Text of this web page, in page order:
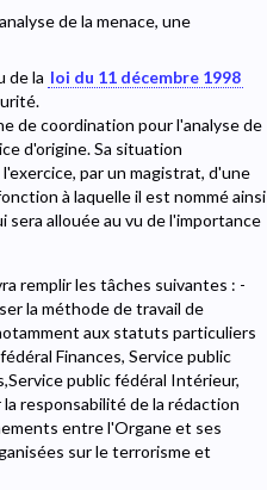
de la menace, une
de la loi du 11 décembre 1998
de coordination pour l'analyse de
d'origine. Sa situation
par un magistrat, d'une
à laquelle il est nommé ainsi
allouée au vu de l'importance
remplir les tâches suivantes : -
la méthode de travail de
aux statuts particuliers
Finances, Service public
public fédéral Intérieur,
responsabilité de la rédaction
entre l'Organe et ses
sur le terrorisme et